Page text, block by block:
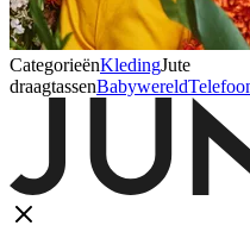
CategorieënKledingJute
draagtassenBabywereld